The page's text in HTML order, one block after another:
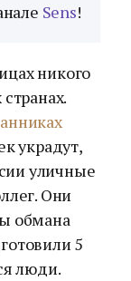
Sens!
никого
украдут,
уличные
Они
обмана
5
люди.